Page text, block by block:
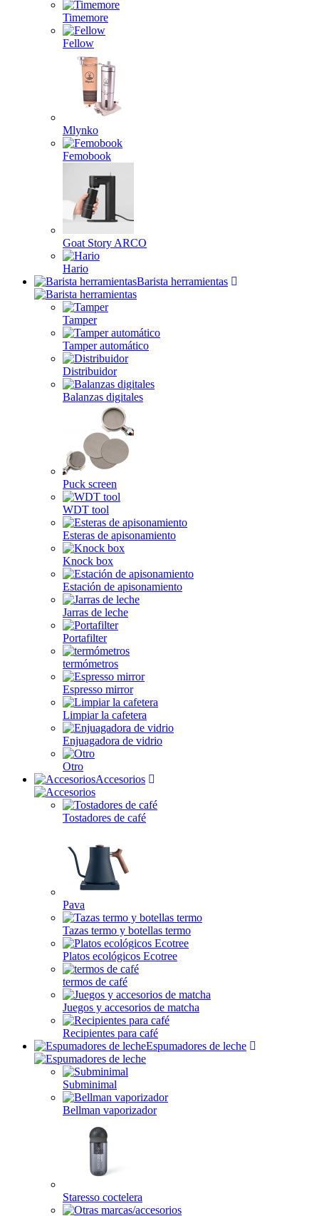
Timemore
Fellow
Mlynko
Femobook
Goat Story ARCO
Hario
Barista herramientas
Tamper
Tamper automático
Distribuidor
Balanzas digitales
Puck screen
WDT tool
Esteras de apisonamiento
Knock box
Estación de apisonamiento
Jarras de leche
Portafilter
termómetros
Espresso mirror
Limpiar la cafetera
Enjuagadora de vidrio
Otro
Accesorios
Tostadores de café
Pava
Tazas termo y botellas termo
Platos ecológicos Ecotree
termos de café
Juegos y accesorios de matcha
Recipientes para café
Espumadores de leche
Subminimal
Bellman vaporizador
Staresso coctelera